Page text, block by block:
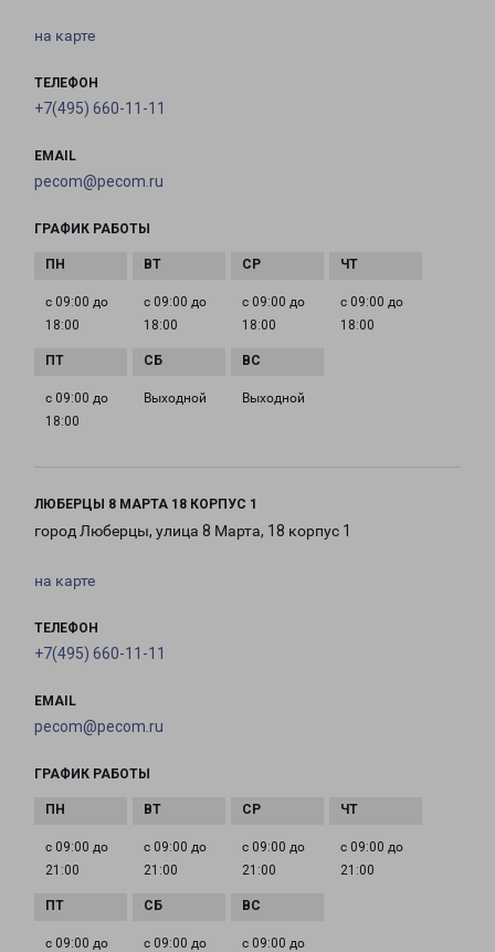
на карте
ТЕЛЕФОН
+7(495) 660-11-11
EMAIL
pecom@pecom.ru
ГРАФИК РАБОТЫ
с 09:00 до
18:00
с 09:00 до
18:00
с 09:00 до
18:00
с 09:00 до
18:00
с 09:00 до
18:00
Выходной Выходной
ЛЮБЕРЦЫ 8 МАРТА 18 КОРПУС 1
город Люберцы, улица 8 Марта, 18 корпус 1
на карте
ТЕЛЕФОН
+7(495) 660-11-11
EMAIL
pecom@pecom.ru
ГРАФИК РАБОТЫ
с 09:00 до
21:00
с 09:00 до
21:00
с 09:00 до
21:00
с 09:00 до
21:00
с 09:00 до
с 09:00 до
с 09:00 до